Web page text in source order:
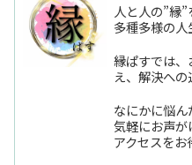
人と人の”縁
多種多様の人
縁ぱすでは
え、解決への
なにかに悩
気軽にお声
アクセスをお